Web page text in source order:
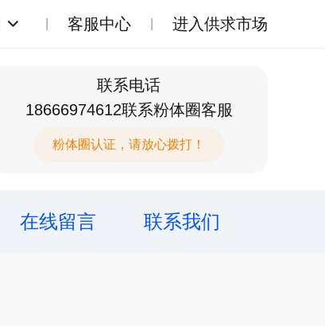
客服中心 进入供求市场
联系电话
18666974612联系粉体圈客服
粉体圈认证，请放心拨打！
在线留言 联系我们